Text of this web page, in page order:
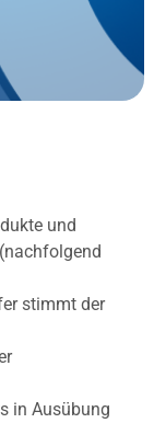
und
stimmt der
in Ausübung